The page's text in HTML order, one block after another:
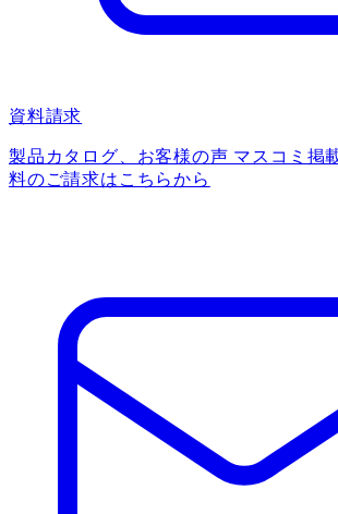
資料請求
製品カタログ、お客様の声 マスコミ掲
料のご請求はこちらから